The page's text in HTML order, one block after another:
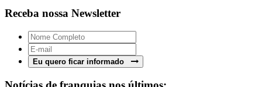
Receba nossa Newsletter
Eu quero ficar informado